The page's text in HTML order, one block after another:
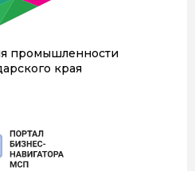
промышленности
края